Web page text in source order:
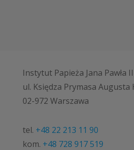
Instytut Papieża Jana Pawła II
ul. Księdza Prymasa Augusta
02-972 Warszawa
tel. +48 22 213 11 90
kom. +48 728 917 519